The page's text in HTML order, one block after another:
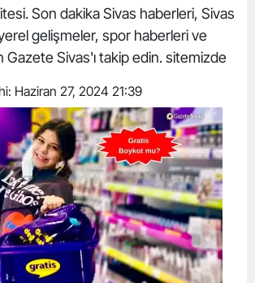
Son dakika Sivas haberleri, Sivas
gelişmeler, spor haberleri ve
Gazete Sivas'ı takip edin. sitemizde
Haziran 27, 2024 21:39